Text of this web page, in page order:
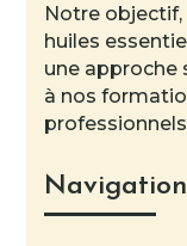
Notre
huiles
une approche
à nos
Navigation